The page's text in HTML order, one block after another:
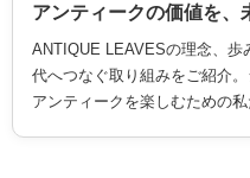
アンティークの価値を、
ANTIQUE LEAVESの理念、歩
代へつなぐ取り組みをご紹介
アンティークを楽しむための